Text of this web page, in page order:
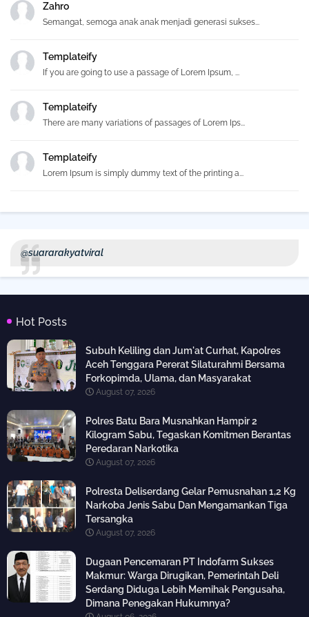
Zahro
Semangat, semoga anak anak menjadi generasi sukses...
Templateify
If you are going to use a passage of Lorem Ipsum, ...
Templateify
There are many variations of passages of Lorem Ips...
Templateify
Lorem Ipsum is simply dummy text of the printing a...
@suararakyatviral
Hot Posts
Subuh Keliling dan Jum'at Curhat, Kapolres
Aceh Tenggara Pererat Silaturahmi Bersama
Forkopimda, Ulama, dan Masyarakat
August 07, 2026
Polres Batu Bara Musnahkan Hampir 2
Kilogram Sabu, Tegaskan Komitmen Berantas
Peredaran Narkotika
August 07, 2026
Polresta Deliserdang Gelar Pemusnahan 1,2 Kg
Narkoba Jenis Sabu Dan Mengamankan Tiga
Tersangka
August 07, 2026
Dugaan Pencemaran PT Indofarm Sukses
Makmur: Warga Dirugikan, Pemerintah Deli
Serdang Diduga Lebih Memihak Pengusaha,
Dimana Penegakan Hukumnya?